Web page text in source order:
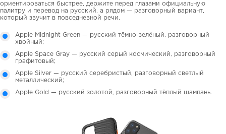
ориентироваться быстрее, держите перед глазами официальную
палитру и перевод на русский, а рядом — разговорный вариант,
который звучит в повседневной речи.
Apple Midnight Green — русский тёмно-зелёный, разговорный
хвойный;
Apple Space Gray — русский серый космический, разговорный
графитовый;
Apple Silver — русский серебристый, разговорный светлый
металлический;
Apple Gold — русский золотой, разговорный тёплый шампань.